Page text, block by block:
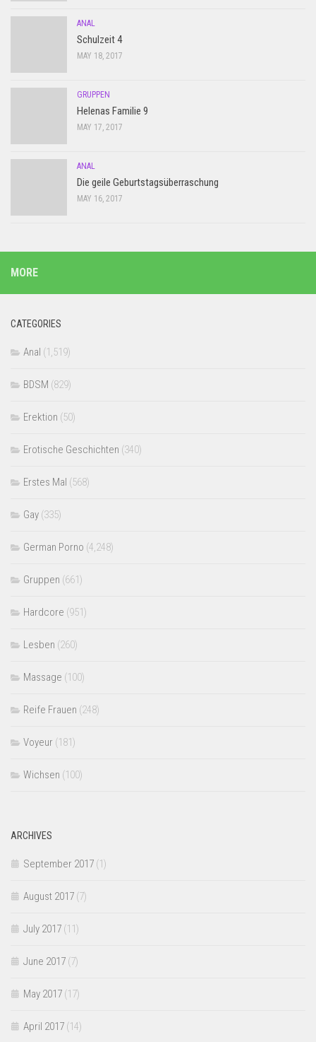
ANAL
Schulzeit 4
MAY 18, 2017
GRUPPEN
Helenas Familie 9
MAY 17, 2017
ANAL
Die geile Geburtstagsüberraschung
MAY 16, 2017
MORE
CATEGORIES
Anal (1,519)
BDSM (829)
Erektion (50)
Erotische Geschichten (340)
Erstes Mal (568)
Gay (335)
German Porno (4,248)
Gruppen (661)
Hardcore (951)
Lesben (260)
Massage (100)
Reife Frauen (248)
Voyeur (181)
Wichsen (100)
ARCHIVES
September 2017 (1)
August 2017 (7)
July 2017 (11)
June 2017 (7)
May 2017 (17)
April 2017 (14)